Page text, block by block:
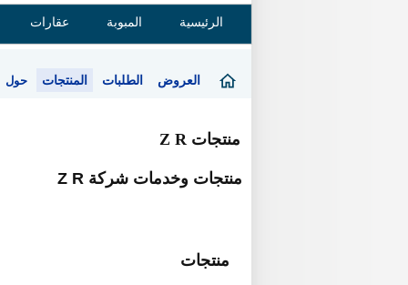
الرئيسية المبوبة عقارات
العروض الطلبات المنتجات حول
منتجات Z R
منتجات وخدمات شركة Z R
منتجات